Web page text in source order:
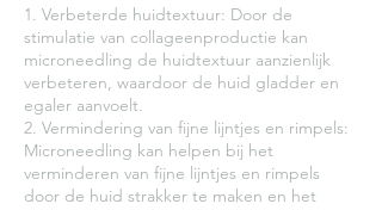
1. Verbeterde huidtextuur: Door de
stimulatie van collageenproductie kan
microneedling de huidtextuur aanzienlijk
verbeteren, waardoor de huid gladder en
egaler aanvoelt.
2. Vermindering van fijne lijntjes en rimpels:
Microneedling kan helpen bij het
verminderen van fijne lijntjes en rimpels
door de huid strakker te maken en het